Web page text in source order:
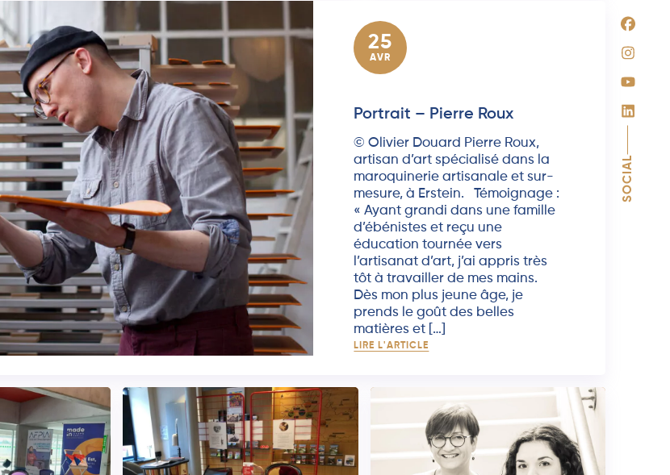
25
AVR
Portrait – Pierre Roux
© Olivier Douard Pierre Roux,
artisan d’art spécialisé dans la
maroquinerie artisanale et sur-
mesure, à Erstein. Témoignage :
« Ayant grandi dans une famille
d’ébénistes et reçu une
éducation tournée vers
l’artisanat d’art, j’ai appris très
tôt à travailler de mes mains.
Dès mon plus jeune âge, je
prends le goût des belles
matières et […]
LIRE L'ARTICLE
SOCIAL